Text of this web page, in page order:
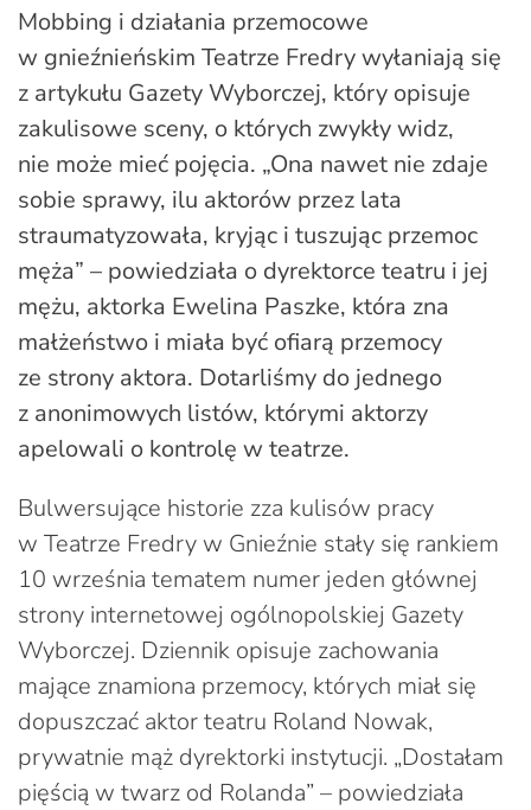
Mobbing i działania przemocowe
w gnieźnieńskim Teatrze Fredry wyłaniają się
z artykułu Gazety Wyborczej, który opisuje
zakulisowe sceny, o których zwykły widz,
nie może mieć pojęcia. „Ona nawet nie zdaje
sobie sprawy, ilu aktorów przez lata
straumatyzowała, kryjąc i tuszując przemoc
męża” – powiedziała o dyrektorce teatru i jej
mężu, aktorka Ewelina Paszke, która zna
małżeństwo i miała być ofiarą przemocy
ze strony aktora. Dotarliśmy do jednego
z anonimowych listów, którymi aktorzy
apelowali o kontrolę w teatrze.
Bulwersujące historie zza kulisów pracy
w Teatrze Fredry w Gnieźnie stały się rankiem
10 września tematem numer jeden głównej
strony internetowej ogólnopolskiej Gazety
Wyborczej. Dziennik opisuje zachowania
mające znamiona przemocy, których miał się
dopuszczać aktor teatru Roland Nowak,
prywatnie mąż dyrektorki instytucji. „Dostałam
pięścią w twarz od Rolanda” – powiedziała